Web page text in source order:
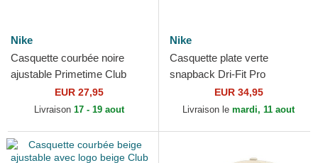
Nike
Casquette courbée noire
ajustable Primetime Club
Structured UV Poly Ripstop
Los Angeles Dodgers...
EUR 27,95
Livraison 17 - 19 aout
Nike
Casquette plate verte
snapback Dri-Fit Pro
Structured Square Bill New
York Yankees MLB Nike
EUR 34,95
Livraison le mardi, 11 aout